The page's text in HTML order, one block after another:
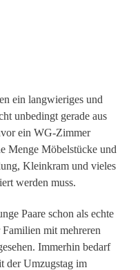
ein langwieriges und
unbedingt gerade aus
ein WG-Zimmer
Menge Möbelstücke und
Kleinkram und vieles
werden muss.
Paare schon als echte
mit mehreren
Immerhin bedarf
der Umzugstag im